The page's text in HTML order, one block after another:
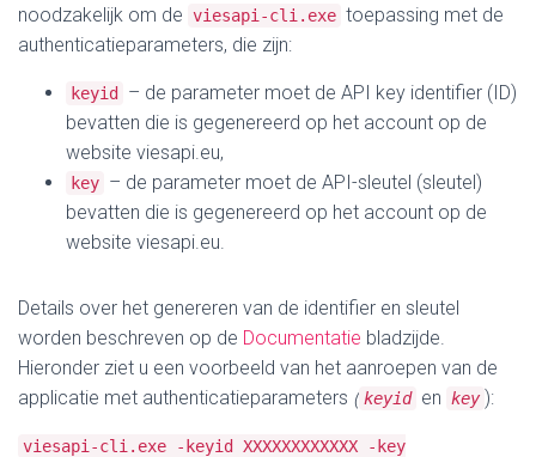
noodzakelijk om de viesapi-cli.exe toepassing met de
authenticatieparameters, die zijn:
keyid
– de parameter moet de API key identifier (ID)
bevatten die is gegenereerd op het account op de
website viesapi.eu,
key – de parameter moet de API-sleutel (sleutel)
bevatten die is gegenereerd op het account op de
website viesapi.eu.
Details over het genereren van de identifier en sleutel
worden beschreven op de Documentatie bladzijde.
Hieronder ziet u een voorbeeld van het aanroepen van de
applicatie met authenticatieparameters ( keyid en key ):
viesapi-cli.exe -keyid XXXXXXXXXXXX -key